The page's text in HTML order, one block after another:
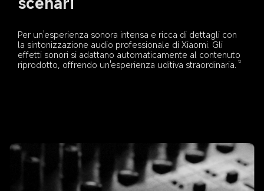
Per un'esperienza sonora intensa e ricca di dettagli con
la sintonizzazione audio professionale di Xiaomi. Gli
effetti sonori si adattano automaticamente al contenuto
riprodotto, offrendo un'esperienza uditiva straordinaria. 12